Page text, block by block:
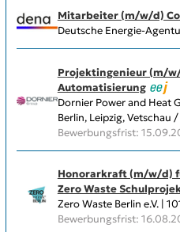
Mitarbeiter (m/w/d)
Deutsche Energie-
Projektingenieur (m/
Automatisierung
Dornier Power and Heat
Berlin, Leipzig, Vetschau
Bewerbungsfrist:
Honorarkraft (m/w/d)
Zero Waste
Zero Waste Berlin e.V. |
Bewerbungsfrist: